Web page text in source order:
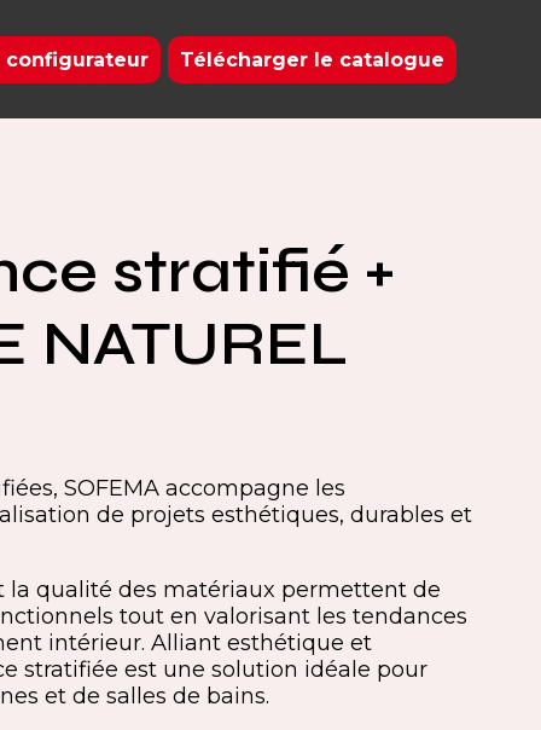
configurateur Télécharger le catalogue
stratifié +
NATUREL
SOFEMA accompagne les
de projets esthétiques, durables et
la qualité des matériaux permettent de
tout en valorisant les tendances
intérieur. Alliant esthétique et
stratifiée est une solution idéale pour
et de salles de bains.